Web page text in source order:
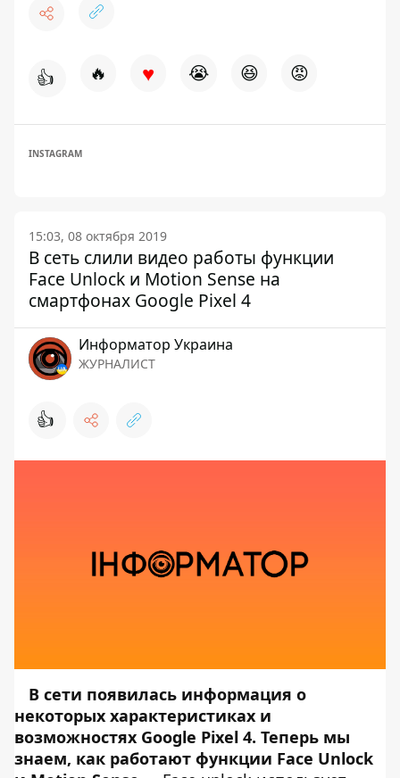
👍 🔥 ♥ 😭 😆 😡
INSTAGRAM
15:03, 08 октября 2019
В сеть слили видео работы функции
Face Unlock и Motion Sense на
смартфонах Google Pixel 4
Информатор Украина
ЖУРНАЛИСТ
👍
В сети появилась информация о
некоторых характеристиках и
возможностях Google Pixel 4. Теперь мы
знаем, как работают функции Face Unlock